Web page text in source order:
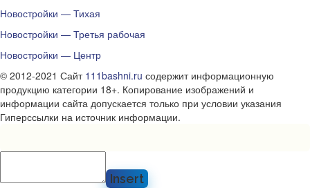
Новостройки — Тихая
Новостройки — Третья рабочая
Новостройки — Центр
© 2012-2021 Сайт 111bashni.ru содержит информационную
продукцию категории 18+. Копирование изображений и
информации сайта допускается только при условии указания
Гиперссылки на источник информации.
Insert